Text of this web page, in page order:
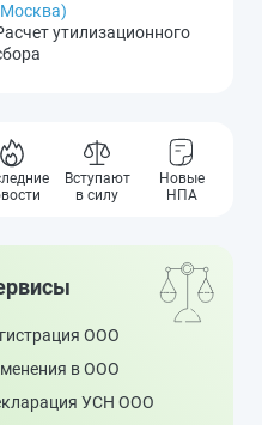
утилизационного
Вступают
в силу
Новые
НПА
ООО
в ООО
УСН ООО